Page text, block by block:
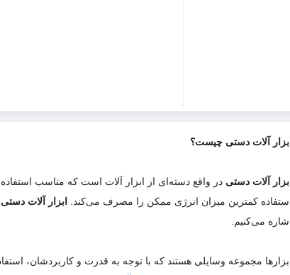
ابزار آلات دستی چیست؟
ابزار آلات دستی در واقع دسته‌ای از ابزار آلات است که مناسب
استفاده کمترین میزان انرژی ممکن را مصرف می‌کند. ابزار آلات دستی
اشاره می‌کنیم.
ابزارها مجموعه وسایلی هستند که با توجه به قدرت و کاربردشان،